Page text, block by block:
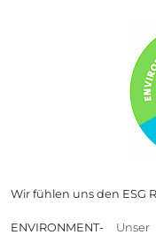
Wir fühlen uns den ESG
ENVIRONMENT-